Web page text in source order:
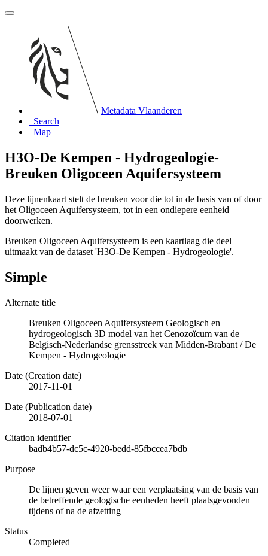
Metadata Vlaanderen
Search
Map
H3O-De Kempen - Hydrogeologie-
Breuken Oligoceen Aquifersysteem
Deze lijnenkaart stelt de breuken voor die tot in de basis van of door
het Oligoceen Aquifersysteem, tot in een ondiepere eenheid
doorwerken.
Breuken Oligoceen Aquifersysteem is een kaartlaag die deel
uitmaakt van de dataset 'H3O-De Kempen - Hydrogeologie'.
Simple
Alternate title
Breuken Oligoceen Aquifersysteem Geologisch en
hydrogeologisch 3D model van het Cenozoïcum van de
Belgisch-Nederlandse grensstreek van Midden-Brabant / De
Kempen - Hydrogeologie
Date (Creation date)
2017-11-01
Date (Publication date)
2018-07-01
Citation identifier
badb4b57-dc5c-4920-bedd-85fbccea7bdb
Purpose
De lijnen geven weer waar een verplaatsing van de basis van
de betreffende geologische eenheden heeft plaatsgevonden
tijdens of na de afzetting
Status
Completed